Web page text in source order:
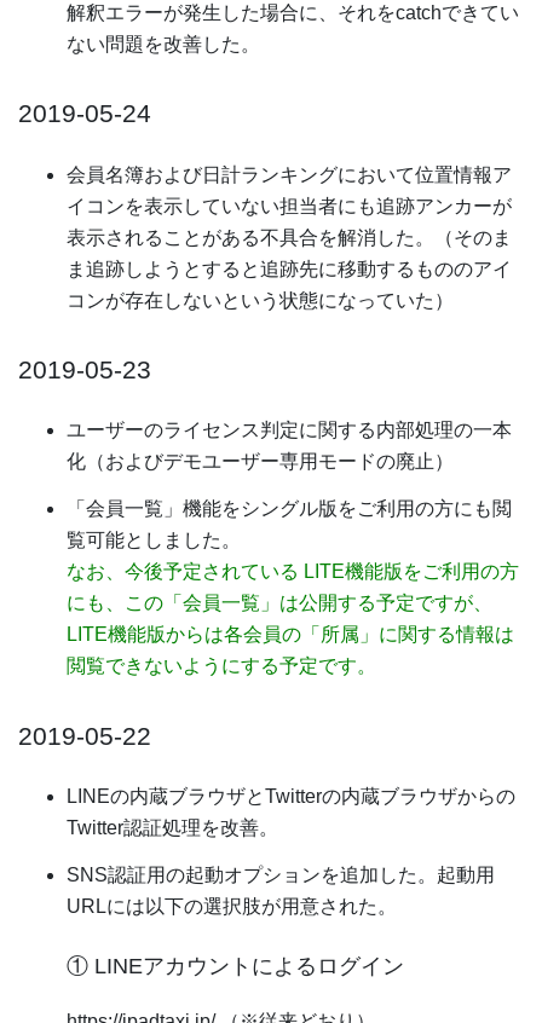
解釈エラーが発生した場合に、それをcatchできてい
ない問題を改善した。
2019-05-24
会員名簿および日計ランキングにおいて位置情報ア
イコンを表示していない担当者にも追跡アンカーが
表示されることがある不具合を解消した。（そのま
ま追跡しようとすると追跡先に移動するもののアイ
コンが存在しないという状態になっていた）
2019-05-23
ユーザーのライセンス判定に関する内部処理の一本
化（およびデモユーザー専用モードの廃止）
「会員一覧」機能をシングル版をご利用の方にも閲
覧可能としました。
なお、今後予定されている LITE機能版をご利用の方
にも、この「会員一覧」は公開する予定ですが、
LITE機能版からは各会員の「所属」に関する情報は
閲覧できないようにする予定です。
2019-05-22
LINEの内蔵ブラウザとTwitterの内蔵ブラウザからの
Twitter認証処理を改善。
SNS認証用の起動オプションを追加した。起動用
URLには以下の選択肢が用意された。
① LINEアカウントによるログイン